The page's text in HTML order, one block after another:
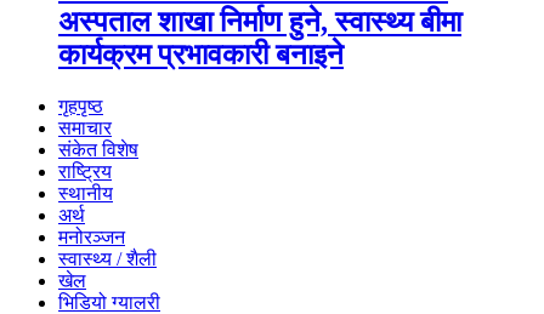
अस्पताल शाखा निर्माण हुने, स्वास्थ्य बीमा
कार्यक्रम प्रभावकारी बनाइने
गृहपृष्ठ
समाचार
संकेत विशेष
राष्ट्रिय
स्थानीय
अर्थ
मनोरञ्जन
स्वास्थ्य / शैली
खेल
भिडियो ग्यालरी